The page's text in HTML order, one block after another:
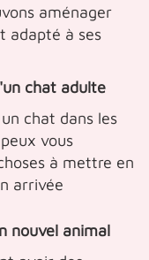
aménager
adapté à ses
chat adulte
chat dans les
vous
à mettre en
arrivée
nouvel animal